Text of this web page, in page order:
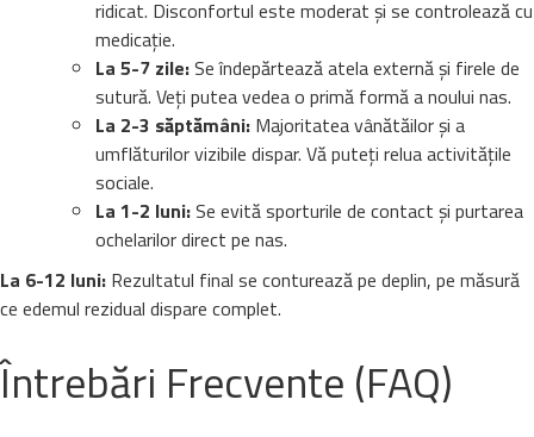
ridicat. Disconfortul este moderat și se controlează cu
medicație.
La 5-7 zile:Se îndepărtează atela externă și firele de
sutură. Veți putea vedea o primă formă a noului nas.
La 2-3 săptămâni: Majoritatea vânătăilor și a
umflăturilor vizibile dispar. Vă puteți relua activitățile
sociale.
La 1-2 luni:Se evită sporturile de contact și purtarea
ochelarilor direct pe nas.
La 6-12 luni: Rezultatul final se conturează pe deplin, pe măsură
ce edemul rezidual dispare complet.
Întrebări Frecvente (FAQ)